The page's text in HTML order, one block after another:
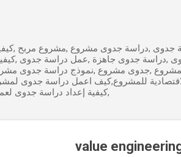
جدوى ,دراسة جدوى مشروع ,مشروع مربح
,دراسة جدوى جاهزة ,عمل دراسة جدوى
,جدوى مشروع ,نموذج دراسة جدوى
للمشروع,كيف اعمل دراسة جدوى
,كيفية إعداد دراسة جدوى